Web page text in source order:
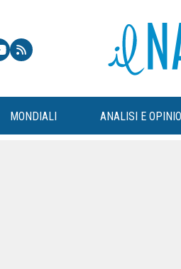
MONDIALI ANALISI E